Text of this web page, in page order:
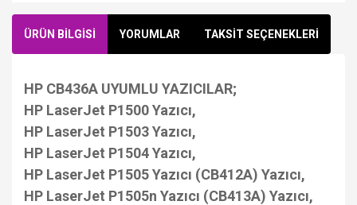
ÜRÜN BİLGİSİ YORUMLAR TAKSİT SEÇENEKLERİ
HP CB436A UYUMLU YAZICILAR;
HP LaserJet P1500 Yazıcı,
HP LaserJet P1503 Yazıcı,
HP LaserJet P1504 Yazıcı,
HP LaserJet P1505 Yazıcı (CB412A) Yazıcı,
HP LaserJet P1505n Yazıcı (CB413A) Yazıcı,